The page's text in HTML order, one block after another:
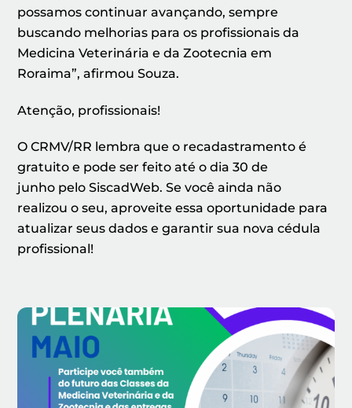
possamos continuar avançando, sempre
buscando melhorias para os profissionais da
Medicina Veterinária e da Zootecnia em
Roraima”, afirmou Souza.
Atenção, profissionais!
O CRMV/RR lembra que o recadastramento é
gratuito e pode ser feito até o dia 30 de
junho pelo SiscadWeb. Se você ainda não
realizou o seu, aproveite essa oportunidade para
atualizar seus dados e garantir sua nova cédula
profissional!